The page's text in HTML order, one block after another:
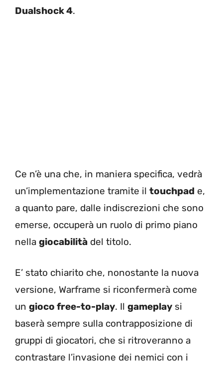
Dualshock 4.
Ce n’è una che, in maniera specifica, vedrà
un’implementazione tramite il touchpad e,
a quanto pare, dalle indiscrezioni che sono
emerse, occuperà un ruolo di primo piano
nella giocabilità del titolo.
E’ stato chiarito che, nonostante la nuova
versione, Warframe si riconfermerà come
un gioco free-to-play. Il gameplay si
baserà sempre sulla contrapposizione di
gruppi di giocatori, che si ritroveranno a
contrastare l’invasione dei nemici con i